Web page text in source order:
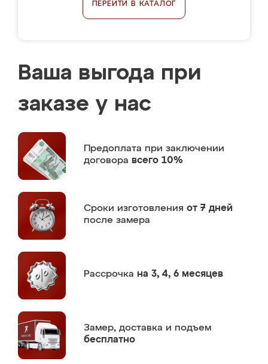
ПЕРЕЙТИ В КАТАЛОГ
Ваша выгода при
заказе у нас
Предоплата при заключении
договора всего 10%
Сроки изготовления от 7 дней
после замера
Рассрочка на 3, 4, 6 месяцев
Замер, доставка и подъем
бесплатно